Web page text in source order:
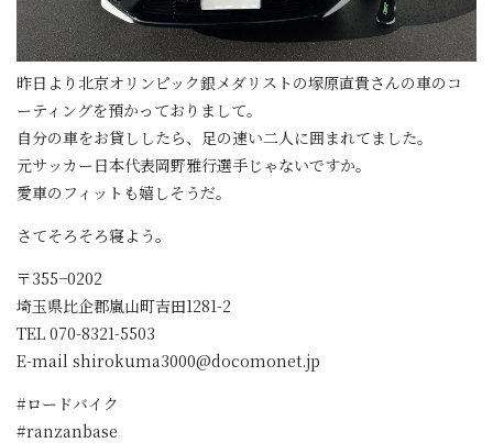
昨日より北京オリンピック銀メダリストの塚原直貴さんの車のコ
ーティングを預かっておりまして。
自分の車をお貸ししたら、足の速い二人に囲まれてました。
元サッカー日本代表岡野雅行選手じゃないですか。
愛車のフィットも嬉しそうだ。
さてそろそろ寝よう。
〒355−0202
埼玉県比企郡嵐山町吉田1281-2
TEL 070-8321-5503
E-mail shirokuma3000@docomonet.jp
#ロードバイク
#ranzanbase